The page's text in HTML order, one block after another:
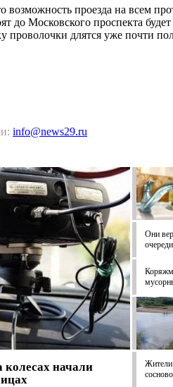
возможность проезда на всем
до Московского проспекта
проволочки длятся уже почти
info@news29.ru
начали
Они
Жители